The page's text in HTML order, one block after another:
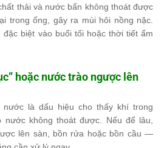
thải và nước bẩn không thoát được
trong ống, gây ra mùi hôi nồng nặc.
đặc biệt vào buổi tối hoặc thời tiết ẩm
hoặc nước trào ngược lên
là dấu hiệu cho thấy khí trong
không thoát được. Nếu để lâu,
lên sàn, bồn rửa hoặc bồn cầu —